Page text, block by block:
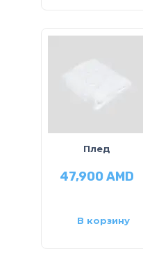
Плед
47,900AMD
В корзину